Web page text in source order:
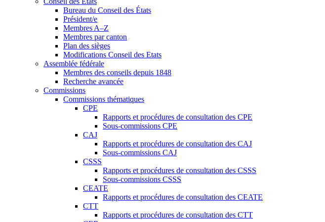
Bureau du Conseil des États
Président/e
Membres A–Z
Membres par canton
Plan des sièges
Modifications Conseil des Etats
Assemblée fédérale
Membres des conseils depuis 1848
Recherche avancée
Commissions
Commissions thématiques
CPE
Rapports et procédures de consultation des CPE
Sous-commissions CPE
CAJ
Rapports et procédures de consultation des CAJ
Sous-commissions CAJ
CSSS
Rapports et procédures de consultation des CSSS
Sous-commissions CSSS
CEATE
Rapports et procédures de consultation des CEATE
CTT
Rapports et procédures de consultation des CTT